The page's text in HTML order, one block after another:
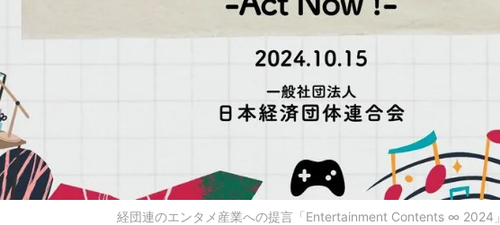
経団連のエンタメ産業への提言「Entertainment Contents ∞ 2024」